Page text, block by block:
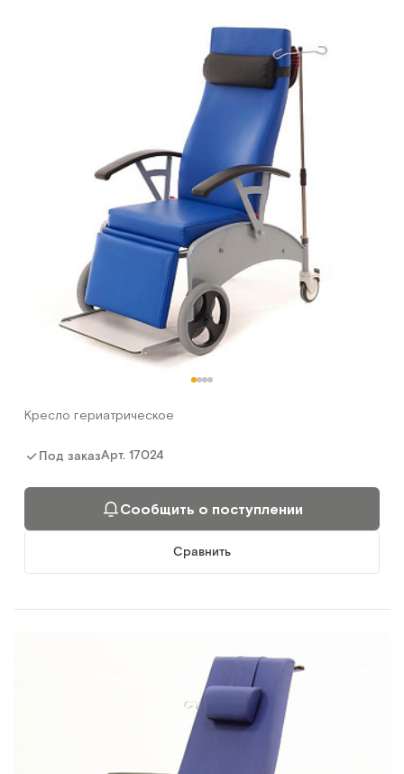
Кресло гериатрическое
Под заказАрт. 17024
Сообщить о поступлении
Сравнить